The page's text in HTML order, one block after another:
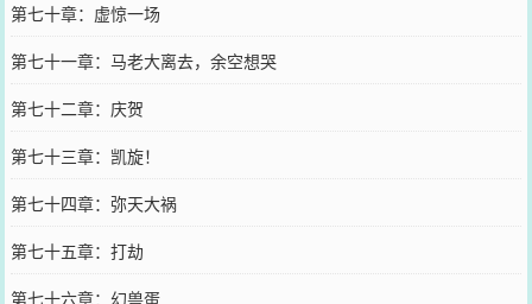
第七十章：虚惊一场
第七十一章：马老大离去，余空想哭
第七十二章：庆贺
第七十三章：凯旋！
第七十四章：弥天大祸
第七十五章：打劫
第七十六章：幻兽蛋